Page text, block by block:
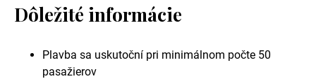
Dôležité informácie
Plavba sa uskutoční pri minimálnom počte 50
pasažierov